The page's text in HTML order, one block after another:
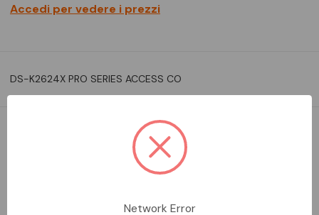
Accedi per vedere i prezzi
DS-K2624X PRO SERIES ACCESS CO
Network Error